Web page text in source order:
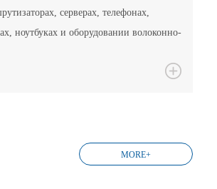
серверах, телефонах,
ноутбуках и оборудовании волоконно-
MORE+